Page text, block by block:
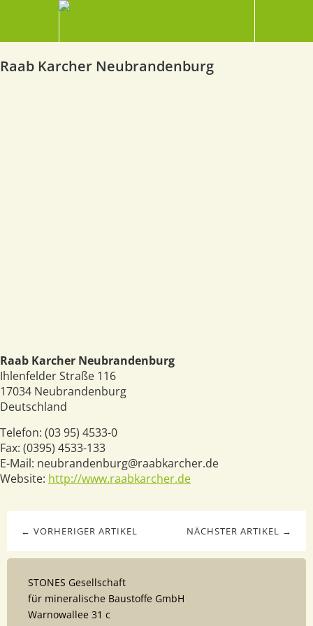
Raab Karcher Neubrandenburg
Raab Karcher Neubrandenburg
Ihlenfelder Straße 116
17034 Neubrandenburg
Deutschland
Telefon: (03 95) 4533-0
Fax: (0395) 4533-133
E-Mail: neubrandenburg@raabkarcher.de
Website: http://www.raabkarcher.de
NÄCHSTER ARTIKEL →
← VORHERIGER ARTIKEL
STONES Gesellschaft
für mineralische Baustoffe GmbH
Warnowallee 31 c